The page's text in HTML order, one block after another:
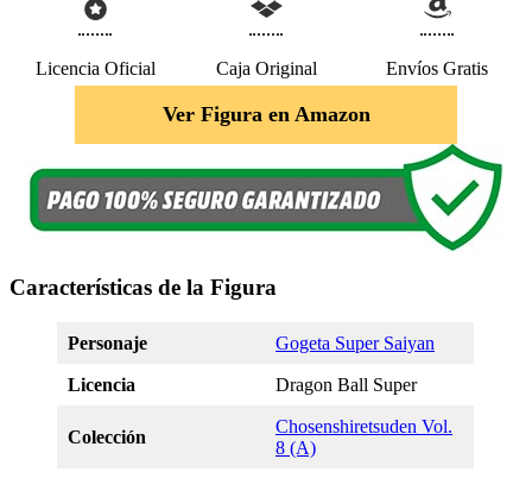
Licencia Oficial Caja Original Envíos Gratis
Ver Figura en Amazon
Características de la Figura
Personaje Gogeta Super Saiyan
Licencia Dragon Ball Super
Colección
Chosenshiretsuden Vol.
8 (A)